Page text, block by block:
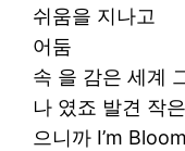
쉬움을 지나고
어둠
속 을 감은 세계
나 였죠 발견 작
으니까 I’m